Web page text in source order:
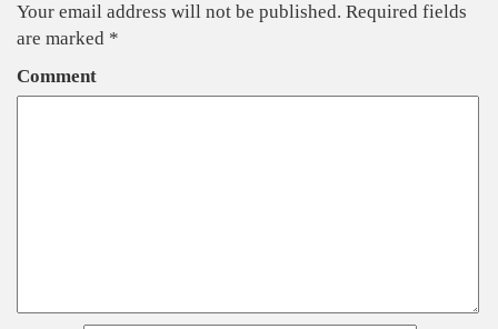
Your email address will not be published. Required fields
are marked *
Comment